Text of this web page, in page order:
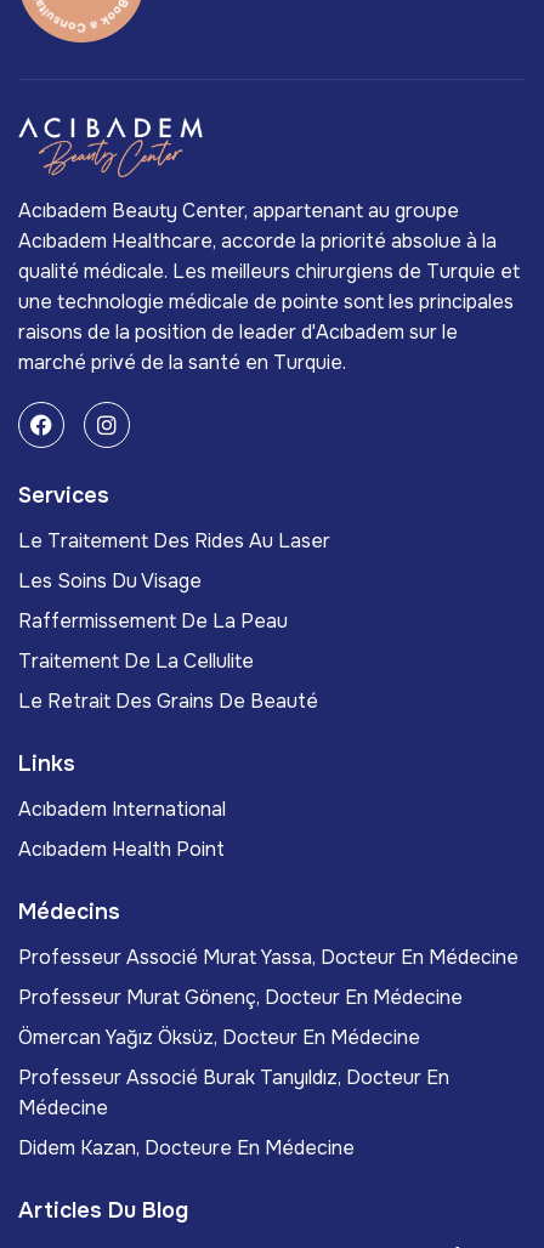
Acıbadem Beauty Center, appartenant au groupe
Acıbadem Healthcare, accorde la priorité absolue à la
qualité médicale. Les meilleurs chirurgiens de Turquie et
une technologie médicale de pointe sont les principales
raisons de la position de leader d'Acıbadem sur le
marché privé de la santé en Turquie.
Services
Le Traitement Des Rides Au Laser
Les Soins Du Visage
Raffermissement De La Peau
Traitement De La Cellulite
Le Retrait Des Grains De Beauté
Links
Acıbadem International
Acıbadem Health Point
Médecins
Professeur Associé Murat Yassa, Docteur En Médecine
Professeur Murat Gönenç, Docteur En Médecine
Ömercan Yağız Öksüz, Docteur En Médecine
Professeur Associé Burak Tanyıldız, Docteur En
Médecine
Didem Kazan, Docteure En Médecine
Articles Du Blog